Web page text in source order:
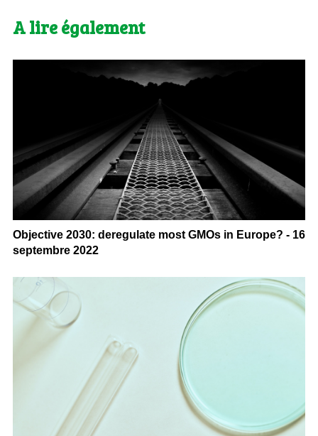
A lire également
Objective 2030: deregulate most GMOs in Europe? - 16
septembre 2022